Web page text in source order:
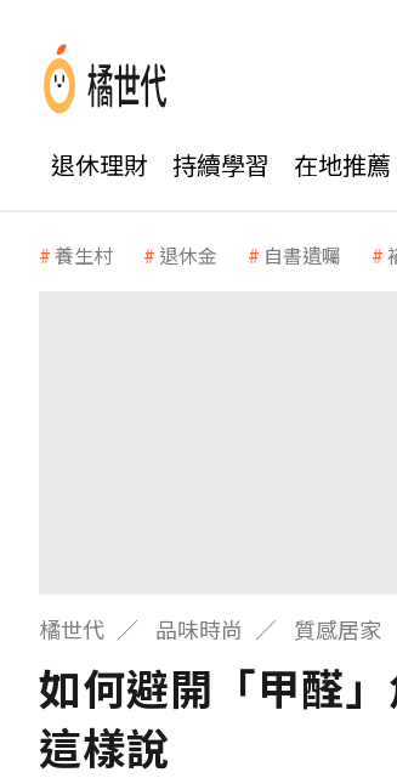
退休理財 持續學習 在地推薦
養生村 退休金 自書遺囑
橘世代 品味時尚 質感居家
如何避開「甲醛
這樣說